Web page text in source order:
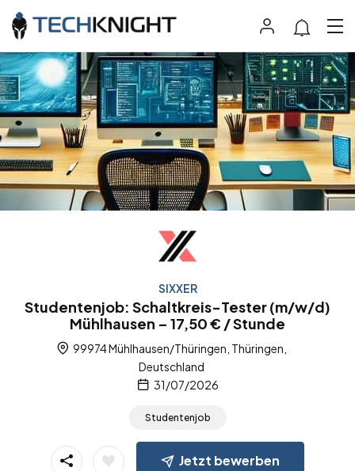
SIXXER
Studentenjob: Schaltkreis-Tester (m/w/d)
Mühlhausen – 17,50 € / Stunde
99974 Mühlhausen/Thüringen, Thüringen,
Deutschland
31/07/2026
Studentenjob
Jetzt bewerben